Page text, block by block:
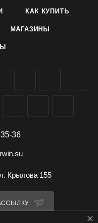
КАК КУПИТЬ
МАГАЗИНЫ
36
Крылова 155